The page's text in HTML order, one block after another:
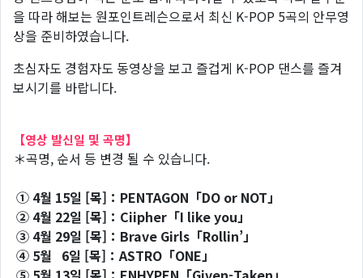
을 따라 해보는 원포인트레슨으로서 최신 K-POP 5곡의 안무영
상을 준비하였습니다.
초심자도 경험자도 동영상을 보고 즐겁게 K-POP 댄스를 즐겨
보시기를 바랍니다.
【영상 발신일 및 곡명】
＊곡명, 순서 등 변경 될 수 있습니다.
① 4월 15일 [목]：PENTAGON「DO or NOT」
② 4월 22일 [목]：Ciipher「I like you」
③ 4월 29일 [목]：Brave Girls「Rollin’」
④ 5월 6일 [목]：ASTRO「ONE」